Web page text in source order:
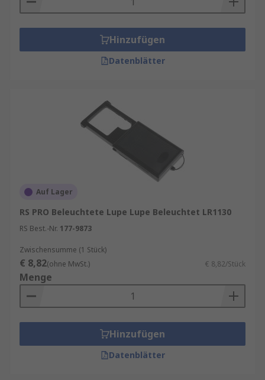
Hinzufügen
Datenblätter
Auf Lager
RS PRO Beleuchtete Lupe Lupe Beleuchtet LR1130
RS Best.-Nr. 177-9873
Zwischensumme (1 Stück)
€ 8,82(ohne MwSt.) € 8,82/Stück
Menge
Hinzufügen
Datenblätter